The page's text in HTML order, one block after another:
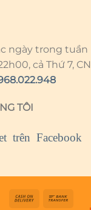
ngày trong tuần
cả Thứ 7, CN
TÔI
trên Facebook